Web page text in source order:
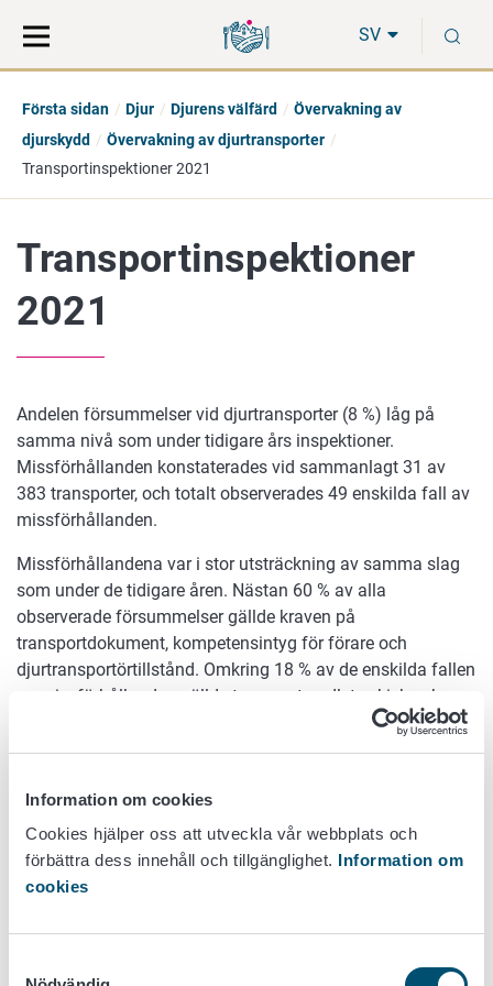
Information om cookies
Cookies hjälper oss att utveckla vår webbplats och
förbättra dess innehåll och tillgänglighet. Information om
cookies
direkt
till
på
hela
SV
Första sidan Djur Djurens välfärd
Övervakning av
djurskydd
Övervakning av djurtransporter
Transportinspektioner 2021
Transportinspektioner
2021
Andelen försummelser vid djurtransporter (8 %) låg på
samma nivå som under tidigare års inspektioner.
Missförhållanden konstaterades vid sammanlagt 31 av
383 transporter, och totalt observerades 49 enskilda fall av
missförhållanden.
Missförhållandena var i stor utsträckning av samma slag
som under de tidigare åren. Nästan 60 % av alla
observerade försummelser gällde kraven på
transportdokument, kompetensintyg för förare och
djurtransportörtillstånd. Omkring 18 % av de enskilda fallen
av missförhållanden gällde transportmedlets skick och
säkerhet samt iakttagandet av tilläggskraven för långa
transporter, och 14 % av bristerna gällde
Dessutom saknades avlivningsutrustning i tre av
transporterna, och i en transport av fjäderfä hittades ej
transportdugliga fåglar.
I hälften av inspektionerna av hästtransporter observerades
välbefinnandet hos de transporterade hästarna. De